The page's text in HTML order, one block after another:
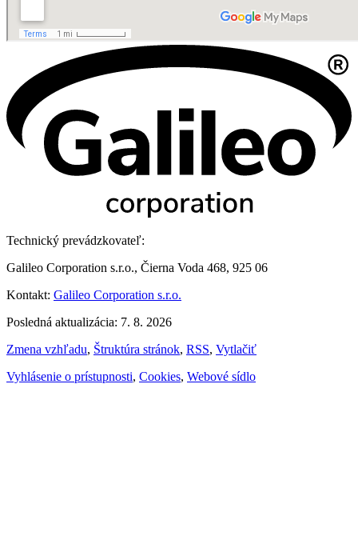
Technický prevádzkovateľ:
Galileo Corporation s.r.o., Čierna Voda 468, 925 06
Kontakt: Galileo Corporation s.r.o.
Posledná aktualizácia: 7. 8. 2026
Zmena vzhľadu, Štruktúra stránok, RSS, Vytlačiť
Vyhlásenie o prístupnosti, Cookies, Webové sídlo